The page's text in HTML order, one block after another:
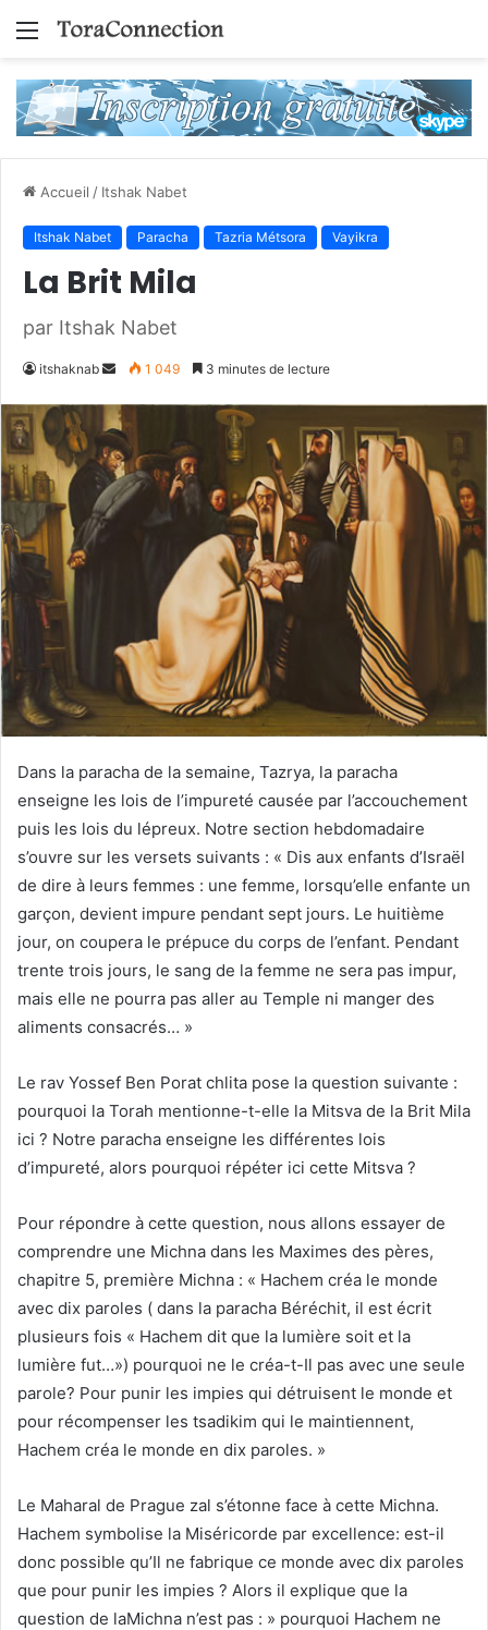
Menu
Accueil / Itshak Nabet
Itshak Nabet Paracha Tazria Métsora Vayikra
La Brit Mila
par Itshak Nabet
itshaknab
Envoyer
courriel
1 049 3 minutes de lecture
Dans la paracha de la semaine, Tazrya, la paracha
enseigne les lois de l’impureté causée par l’accouchement
puis les lois du lépreux. Notre section hebdomadaire
s’ouvre sur les versets suivants : « Dis aux enfants d’Israël
de dire à leurs femmes : une femme, lorsqu’elle enfante un
garçon, devient impure pendant sept jours. Le huitième
jour, on coupera le prépuce du corps de l’enfant. Pendant
trente trois jours, le sang de la femme ne sera pas impur,
mais elle ne pourra pas aller au Temple ni manger des
aliments consacrés… »
Le rav Yossef Ben Porat chlita pose la question suivante :
pourquoi la Torah mentionne-t-elle la Mitsva de la Brit Mila
ici ? Notre paracha enseigne les différentes lois
d’impureté, alors pourquoi répéter ici cette Mitsva ?
Pour répondre à cette question, nous allons essayer de
comprendre une Michna dans les Maximes des pères,
chapitre 5, première Michna : « Hachem créa le monde
avec dix paroles ( dans la paracha Béréchit, il est écrit
plusieurs fois « Hachem dit que la lumière soit et la
lumière fut…») pourquoi ne le créa-t-Il pas avec une seule
parole? Pour punir les impies qui détruisent le monde et
pour récompenser les tsadikim qui le maintiennent,
Hachem créa le monde en dix paroles. »
Le Maharal de Prague zal s’étonne face à cette Michna.
Hachem symbolise la Miséricorde par excellence: est-il
donc possible qu’Il ne fabrique ce monde avec dix paroles
que pour punir les impies ? Alors il explique que la
question de laMichna n’est pas : » pourquoi Hachem ne